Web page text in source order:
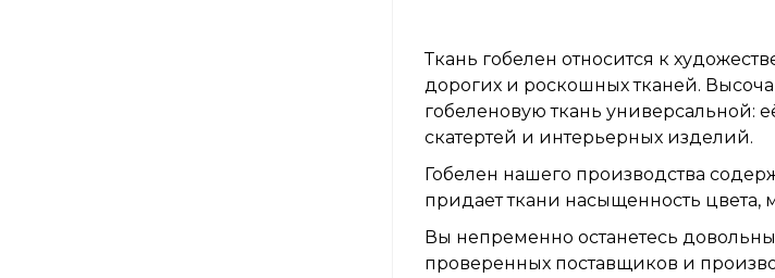
Ткань гобелен относится к
дорогих и роскошных тканей.
гобеленовую ткань
скатертей и интерьерных изделий.
Гобелен нашего производства
придает ткани насыщенность цвета,
Вы непременно останетесь
проверенных поставщиков и